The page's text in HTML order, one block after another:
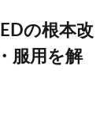
の根本改
服用を解